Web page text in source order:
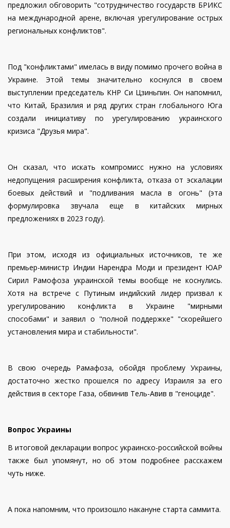
предложил обговорить "сотрудничество государств БРИКС
на международной арене, включая урегулирование острых
региональных конфликтов".
Под "конфликтами" имелась в виду помимо прочего война в
Украине. Этой темы значительно коснулся в своем
выступлении председатель КНР Си Цзиньпин. Он напомнил,
что Китай, Бразилия и ряд других стран глобального Юга
создали инициативу по урегулированию украинского
кризиса "Друзья мира".
Он сказал, что искать компромисс нужно на условиях
недопущения расширения конфликта, отказа от эскалации
боевых действий и "подливания масла в огонь" (эта
формулировка звучала еще в китайских мирных
предложениях в 2023 году).
При этом, исходя из официальных источников, те же
премьер-министр Индии Нарендра Моди и президент ЮАР
Сирил Рамофоза украинской темы вообще не коснулись.
Хотя на встрече с Путиным индийский лидер призвал к
урегулированию конфликта в Украине "мирными
способами" и заявил о "полной поддержке" "скорейшего
установления мира и стабильности".
В свою очередь Рамафоза, обойдя проблему Украины,
достаточно жестко прошелся по адресу Израиля за его
действия в секторе Газа, обвинив Тель-Авив в "геноциде".
Вопрос Украины
В итоговой декларации вопрос украинско-российской войны
также был упомянут, но об этом подробнее расскажем
чуть ниже.
А пока напомним, что произошло накануне старта саммита.